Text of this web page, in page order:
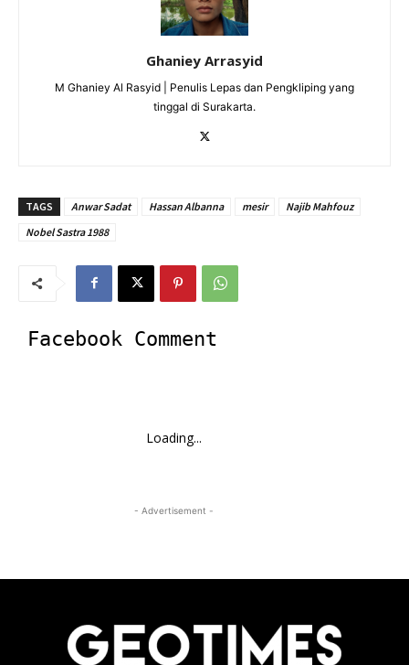
Ghaniey Arrasyid
M Ghaniey Al Rasyid | Penulis Lepas dan Pengkliping yang
tinggal di Surakarta.
TAGS Anwar Sadat Hassan Albanna mesir
Najib Mahfouz
Nobel Sastra 1988
Facebook Comment
Loading...
- Advertisement -